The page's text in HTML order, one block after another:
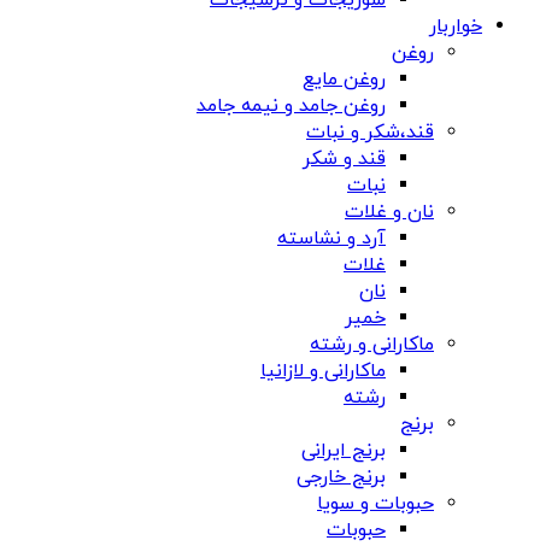
خواربار
روغن
روغن مایع
روغن جامد و نیمه جامد
قند،شکر و نبات
قند و شکر
نبات
نان و غلات
آرد و نشاسته
غلات
نان
خمیر
ماکارانی و رشته
ماکارانی و لازانیا
رشته
برنج
برنج ایرانی
برنج خارجی
حبوبات و سویا
حبوبات